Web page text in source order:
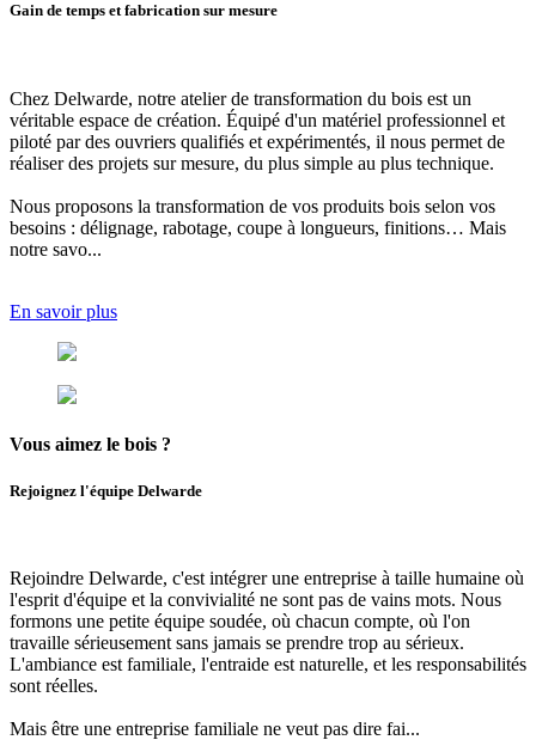
Gain de temps et fabrication sur mesure
Chez Delwarde, notre atelier de transformation du bois est un
véritable espace de création. Équipé d'un matériel professionnel et
piloté par des ouvriers qualifiés et expérimentés, il nous permet de
réaliser des projets sur mesure, du plus simple au plus technique.
Nous proposons la transformation de vos produits bois selon vos
besoins : délignage, rabotage, coupe à longueurs, finitions… Mais
notre savo...
En savoir plus
Vous aimez le bois ?
Rejoignez l'équipe Delwarde
Rejoindre Delwarde, c'est intégrer une entreprise à taille humaine où
l'esprit d'équipe et la convivialité ne sont pas de vains mots. Nous
formons une petite équipe soudée, où chacun compte, où l'on
travaille sérieusement sans jamais se prendre trop au sérieux.
L'ambiance est familiale, l'entraide est naturelle, et les responsabilités
sont réelles.
Mais être une entreprise familiale ne veut pas dire fai...